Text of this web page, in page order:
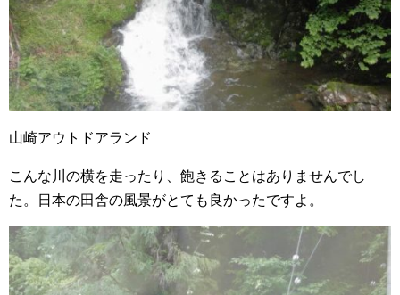
山崎アウトドアランド
こんな川の横を走ったり、飽きることはありませんでし
た。日本の田舎の風景がとても良かったですよ。